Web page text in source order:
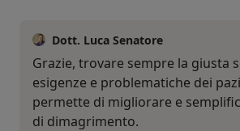
Dott. Luca Senatore
Grazie, trovare sempre la giusta
esigenze e problematiche dei
permette di migliorare e
di dimagrimento.